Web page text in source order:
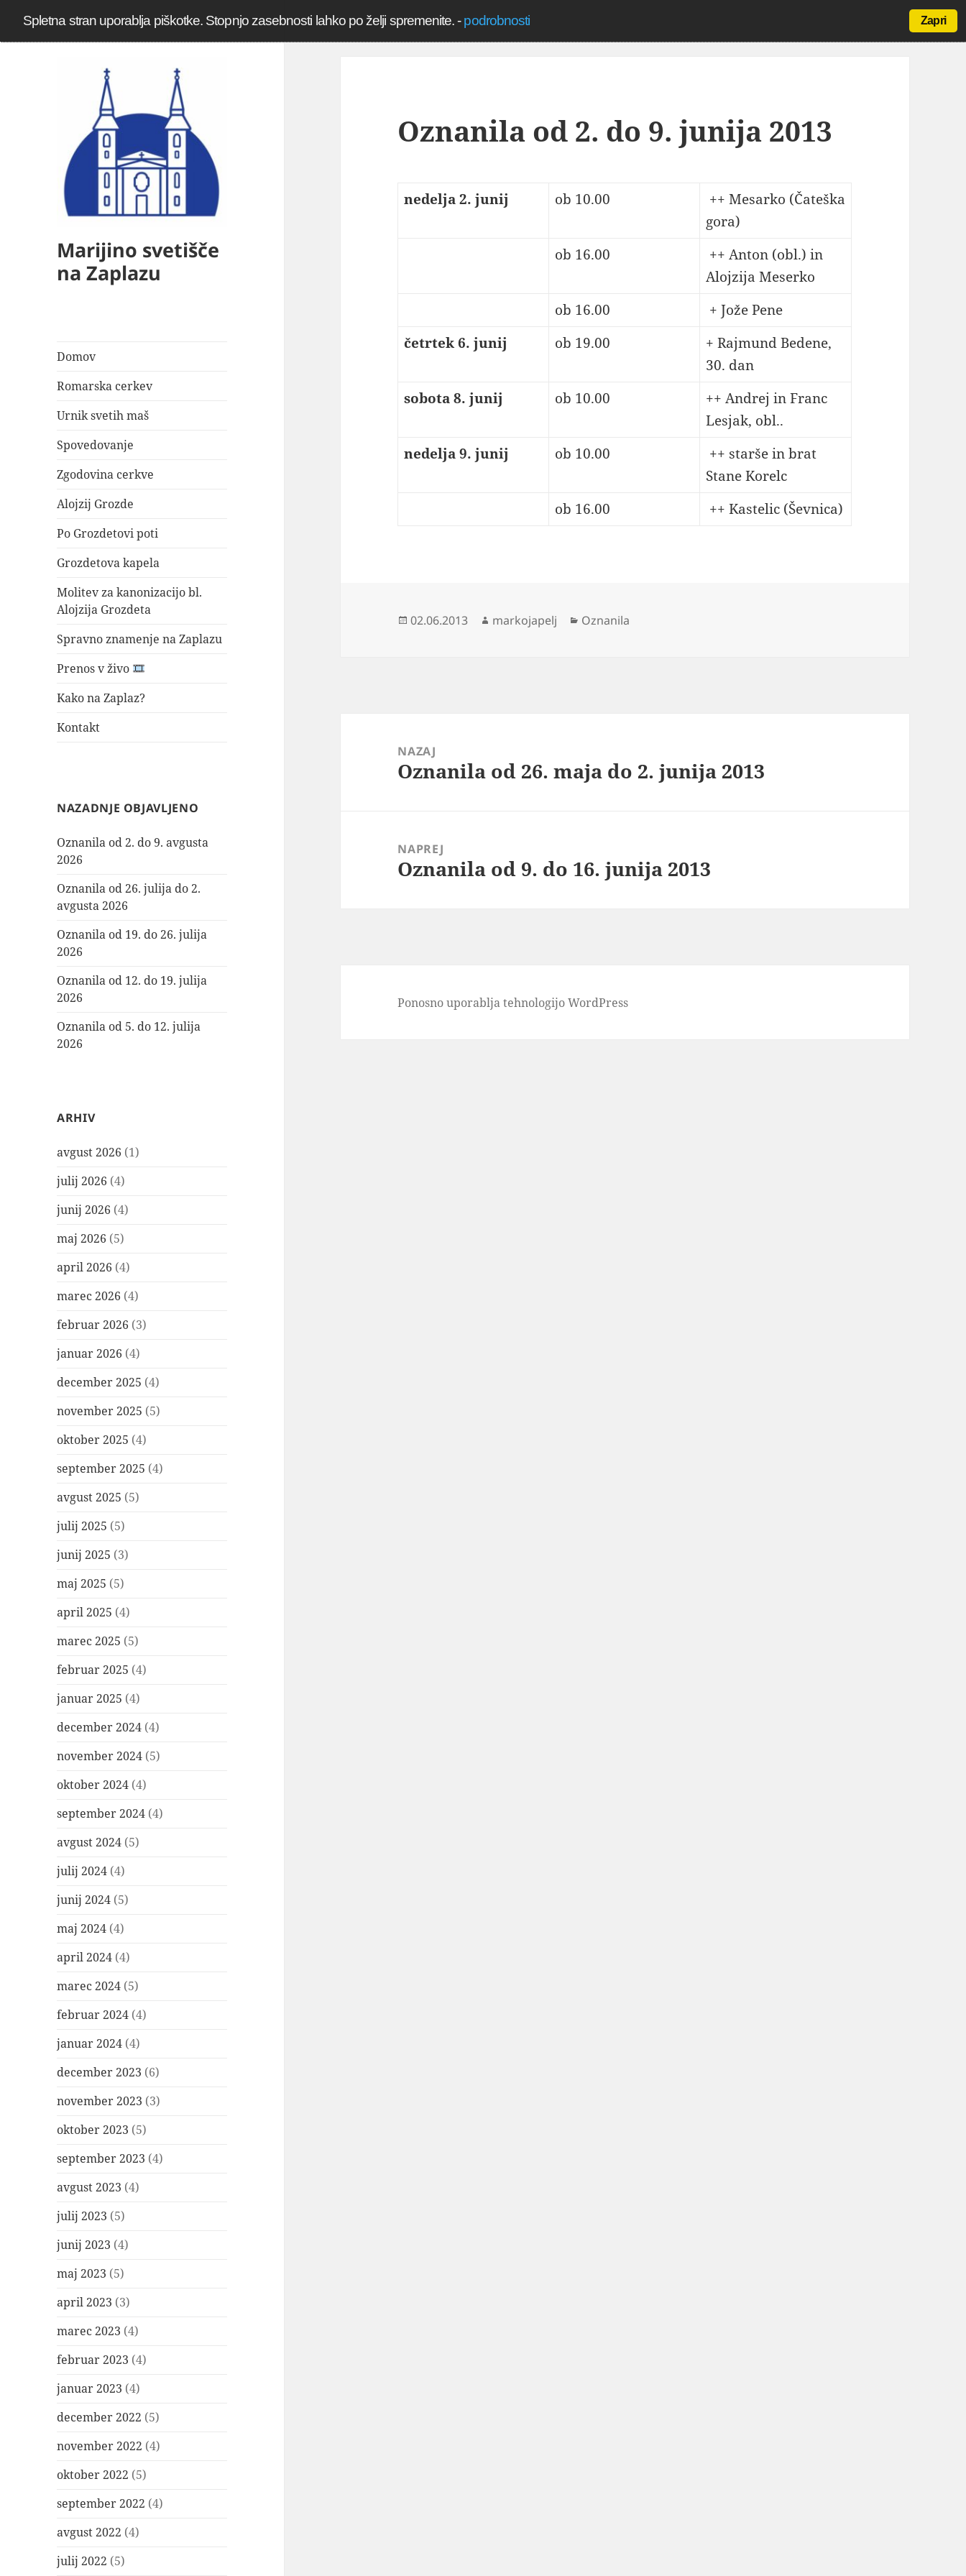
Spletna stran uporablja piškotke. Stopnjo zasebnosti lahko po želji spremenite.-podrobnosti Zapri
Marijino svetišče
na Zaplazu
Domov
Romarska cerkev
Urnik svetih maš
Spovedovanje
Zgodovina cerkve
Alojzij Grozde
Po Grozdetovi poti
Grozdetova kapela
Molitev za kanonizacijo bl.
Alojzija Grozdeta
Spravno znamenje na Zaplazu
Prenos v živo
Kako na Zaplaz?
Kontakt
NAZADNJE OBJAVLJENO
Oznanila od 2. do 9. avgusta
2026
Oznanila od 26. julija do 2.
avgusta 2026
Oznanila od 19. do 26. julija
2026
Oznanila od 12. do 19. julija
2026
Oznanila od 5. do 12. julija
2026
ARHIV
avgust 2026 (1)
julij 2026 (4)
junij 2026 (4)
maj 2026 (5)
april 2026 (4)
marec 2026 (4)
februar 2026 (3)
januar 2026 (4)
december 2025 (4)
november 2025 (5)
oktober 2025 (4)
september 2025 (4)
avgust 2025 (5)
julij 2025 (5)
junij 2025 (3)
maj 2025 (5)
april 2025 (4)
marec 2025 (5)
februar 2025 (4)
januar 2025 (4)
december 2024 (4)
november 2024 (5)
oktober 2024 (4)
september 2024 (4)
avgust 2024 (5)
julij 2024 (4)
junij 2024 (5)
maj 2024 (4)
april 2024 (4)
marec 2024 (5)
februar 2024 (4)
januar 2024 (4)
december 2023 (6)
november 2023 (3)
oktober 2023 (5)
september 2023 (4)
avgust 2023 (4)
julij 2023 (5)
junij 2023 (4)
maj 2023 (5)
april 2023 (3)
marec 2023 (4)
februar 2023 (4)
januar 2023 (4)
december 2022 (5)
november 2022 (4)
oktober 2022 (5)
september 2022 (4)
avgust 2022 (4)
julij 2022 (5)
Oznanila od 2. do 9. junija 2013
nedelja 2. junij ob 10.00
++ Mesarko (Čateška
gora)
ob 16.00
++ Anton (obl.) in
Alojzija Meserko
ob 16.00
+ Jože Pene
četrtek 6. junij
ob 19.00
+ Rajmund Bedene,
30. dan
sobota 8. junij
ob 10.00
++ Andrej in Franc
Lesjak, obl..
nedelja 9. junij
ob 10.00
++ starše in brat
Stane Korelc
ob 16.00
++ Kastelic (Ševnica)
Objavljeno
02.06.2013 Avtor
markojapelj Kategorije
Oznanila
prispevkaNAZAJ
Prejšnji
Oznanila od 26. maja do 2. junija 2013
NAPREJ
Naslednji
Oznanila od 9. do 16. junija 2013
Ponosno uporablja tehnologijo WordPress